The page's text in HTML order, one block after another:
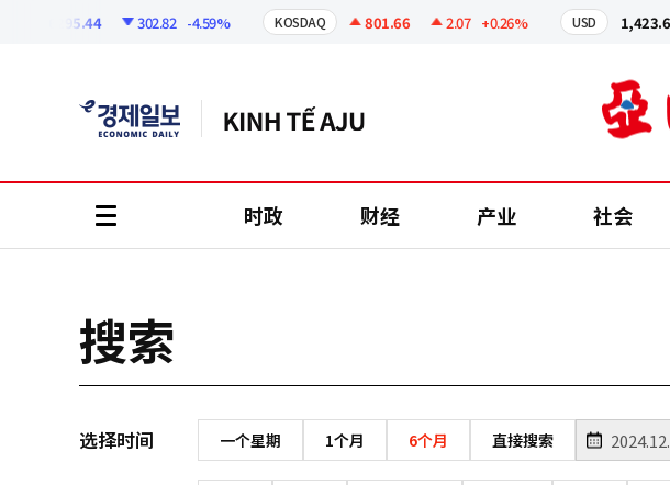
6295.44 302.82 -4.59% KOSDAQ 801.66 2.07 +0.26% USD 1,423.60
时政 财经 产业 社会
搜索
选择时间 一个星期 1个月 6个月 直接搜索